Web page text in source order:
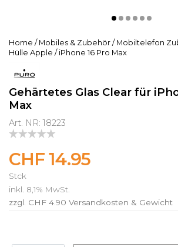
Home / Mobiles & Zubehör / Mobiltelefon
Hülle Apple / iPhone 16 Pro Max
Gehärtetes Glas Clear für
Max
Art. NR: 18223
CHF 14.95
Stck
inkl. 8,1% MwSt.
zzgl. CHF 4.90 Versandkosten & Gewicht